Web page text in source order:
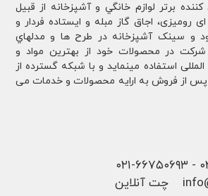
برتر لوازم خانگي و آشپزخانه از قبيل
رومیزی، اجاق گاز مبله و ایستاده فردار و
و سینک آشپزخانه در طرح ها و مدلهاي
در محصولات خود از بهترین مواد و
استفاده مینماید و با شبکه گسترده از
از فروش به ارایه محصولات و خدمات می
- ۶۶۷۵۰۶۹۳-۰۲۱
چت آنلاین